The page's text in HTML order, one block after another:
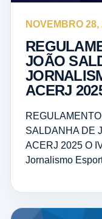
NOVEMBRO 28,
JOÃO
ACERJ
SALDANHA DE
ACERJ 2025 O
Jornalismo